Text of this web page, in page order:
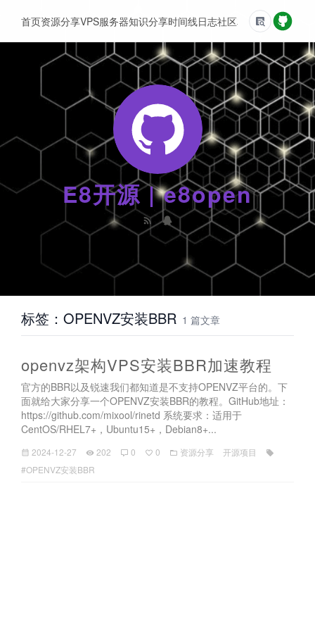
E8开源 | e8open
首页资源分享VPS服务器知识分享时间线日志社区友情链接
标签：OPENVZ安装BBR 1 篇文章
openvz架构VPS安装BBR加速教程
官方的BBR以及锐速我们都知道是不支持OPENVZ平台的。下
面就给大家分享一个OPENVZ安装BBR的教程。GitHub地址：
https://github.com/mixool/rinetd 系统要求：适用于
CentOS/RHEL7+，Ubuntu15+，Debian8+...
2024-12-27 202 0 0 资源分享
开源项目
#OPENVZ安装BBR